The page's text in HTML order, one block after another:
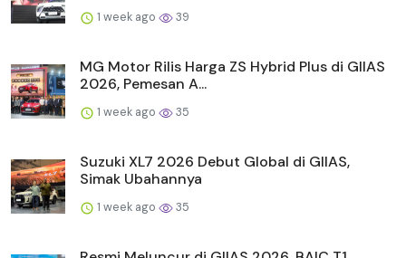
1 week ago 39
MG Motor Rilis Harga ZS Hybrid Plus di GIIAS
2026, Pemesan A...
1 week ago 35
Suzuki XL7 2026 Debut Global di GIIAS,
Simak Ubahannya
1 week ago 35